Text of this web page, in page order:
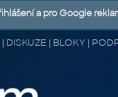
DISKUZE | BLOKY |
a pro Google